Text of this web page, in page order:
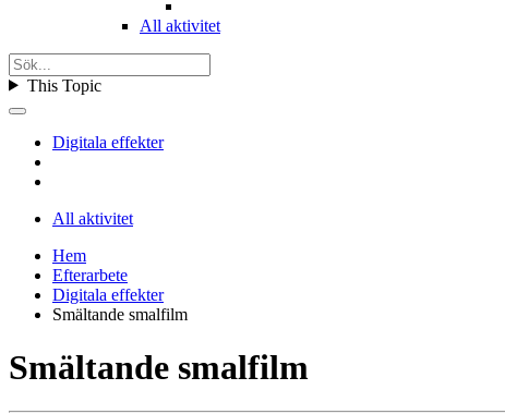
All aktivitet
This Topic
Digitala effekter
All aktivitet
Hem
Efterarbete
Digitala effekter
Smältande smalfilm
Smältande smalfilm